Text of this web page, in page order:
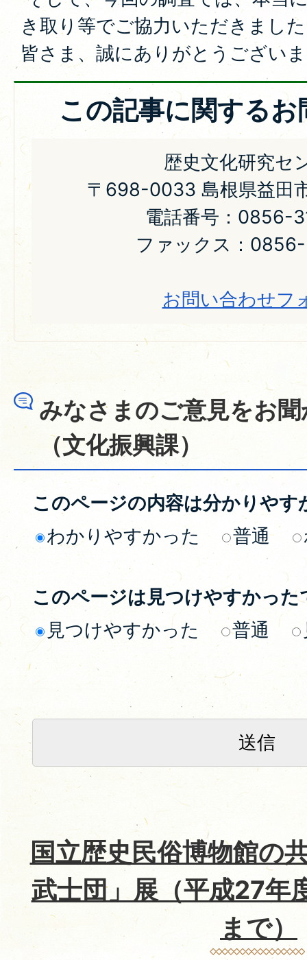
き取り等でご協力いただきまし
皆さま、誠にありがとうござい
この記事に関する
歴史文化研究セ
〒698-0033 島根県益田
電話番号：0856-
ファックス：
お問い合わせフ
みなさまのご意見をお
（文化振興課）
このページの内容は分かりやす
わかりやすかった
普通
このページは見つけやすかった
見つけやすかった
普通
国立歴史民俗博物館の
武士団」展（平成27年
まで）